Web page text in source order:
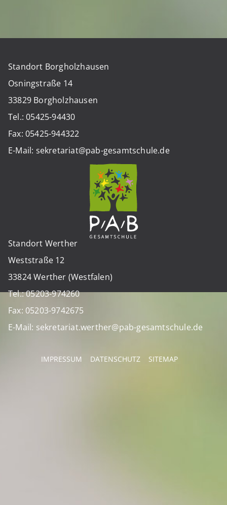
Standort Borgholzhausen
Osningstraße 14
33829 Borgholzhausen
Tel.: 05425-94430
Fax: 05425-944322
E-Mail: sekretariat@pab-gesamtschule.de
Standort Werther
Weststraße 12
33824 Werther (Westfalen)
Tel.: 05203-974260
Fax: 05203-9742675
E-Mail: sekretariat.werther@pab-gesamtschule.de
IMPRESSUM DATENSCHUTZ SITEMAP